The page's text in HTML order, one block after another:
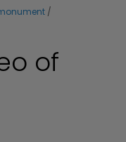
of